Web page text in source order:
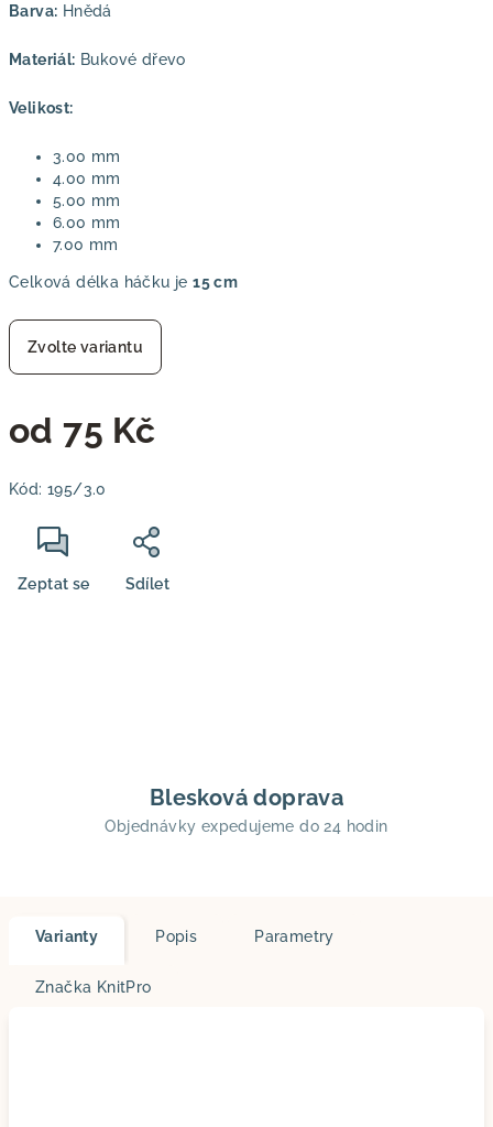
Barva: Hnědá
Materiál: Bukové dřevo
Velikost:
3.00 mm
4.00 mm
5.00 mm
6.00 mm
7.00 mm
Celková délka háčku je15 cm
Zvolte variantu
od75 Kč
cena:
Kód: 195/3.0
Zeptat se Sdílet
Blesková doprava
Objednávky expedujeme do 24 hodin
Varianty Popis Parametry
Značka KnitPro